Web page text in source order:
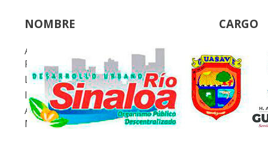
NOMBRE CARGO
ARQ. LEONILA ELIZABETH ORDORICA
RABAGO
LIC. ERICK ROBERTO MENA SANDOVAL
ING. JOSÉ CARLOS ORDORICA URÍAS
ARQ. CRUZ ANTONIO PEÑUELAS
MONTOYA